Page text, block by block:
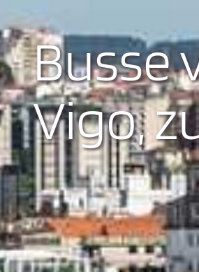
Busse
Vigo,